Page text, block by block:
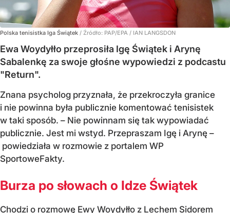
Polska tenisistka Iga Świątek / Źródło: PAP/EPA / IAN LANGSDON
Ewa Woydyłło przeprosiła Igę Świątek i Arynę
Sabalenkę za swoje głośne wypowiedzi z podcastu
"Return".
Znana psycholog przyznała, że przekroczyła granice
i nie powinna była publicznie komentować tenisistek
w taki sposób. – Nie powinnam się tak wypowiadać
publicznie. Jest mi wstyd. Przepraszam Igę i Arynę –
powiedziała w rozmowie z portalem WP
SportoweFakty.
Burza po słowach o Idze Świątek
Chodzi o rozmowę Ewy Woydyłło z Lechem Sidorem